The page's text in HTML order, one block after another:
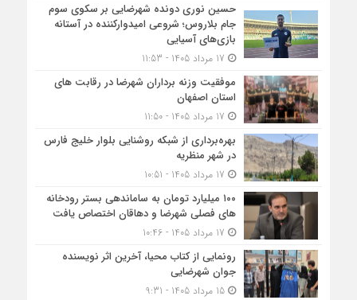
حسین نوری دونده شهرضایی بر سکوی سوم
جام بلاروس؛ شروعی امیدوارکننده در آستانه
بازی‌های آسیایی
موفقیت وزنه برداران شهرضا در رقابت های
استان اصفهان
بهره‌برداری از شبکه روشنایی بلوار خلیج فارس
در شهر منظریه
۱۰۰ میلیارد تومان به ساماندهی بستر رودخانه
های فصلی شهرضا و دهاقان اختصاص یافت
رونمایی از کتاب محیا، آخرین اثر نویسنده
جوان شهرضایی
15 مرداد 1405 - 9:31